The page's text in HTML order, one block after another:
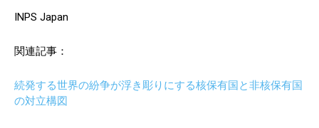
INPS Japan
関連記事：
続発する世界の紛争が浮き彫りにする核保有国と非核保有国
の対立構図